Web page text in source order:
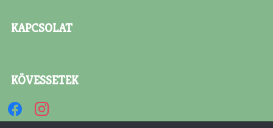
KAPCSOLAT
KÖVESSETEK